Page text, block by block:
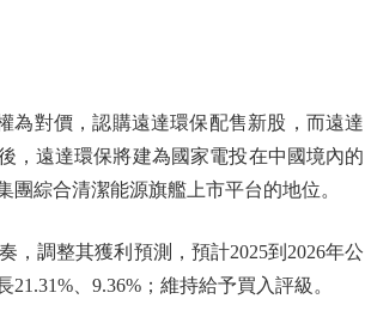
對價，認購遠達環保配售新股，而遠達
，遠達環保將建為國家電投在中國境內的
綜合清潔能源旗艦上市平台的地位。
調整其獲利預測，預計2025到2026年公
、9.36%；維持給予買入評級。